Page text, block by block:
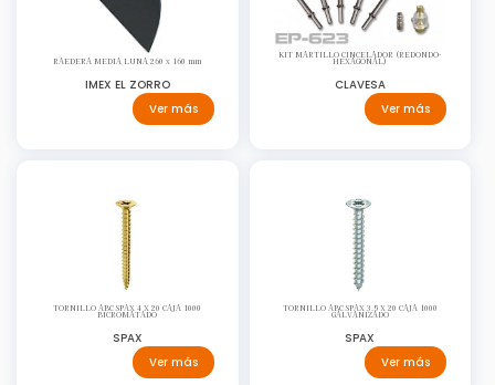
RAEDERA MEDIA LUNA 260 x 160 mm
IMEX EL ZORRO
Ver más
KIT MARTILLO CINCELADOR (REDONDO-
HEXAGONAL)
CLAVESA
Ver más
TORNILLO ABC SPAX 4 X 20 CAJA 1000
BICROMATADO
SPAX
Ver más
TORNILLO ABC SPAX 3.5 X 20 CAJA 1000
GALVANIZADO
SPAX
Ver más